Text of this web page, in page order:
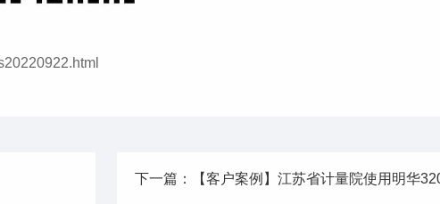
下一篇：【客户案例】江苏省计量院使用明华